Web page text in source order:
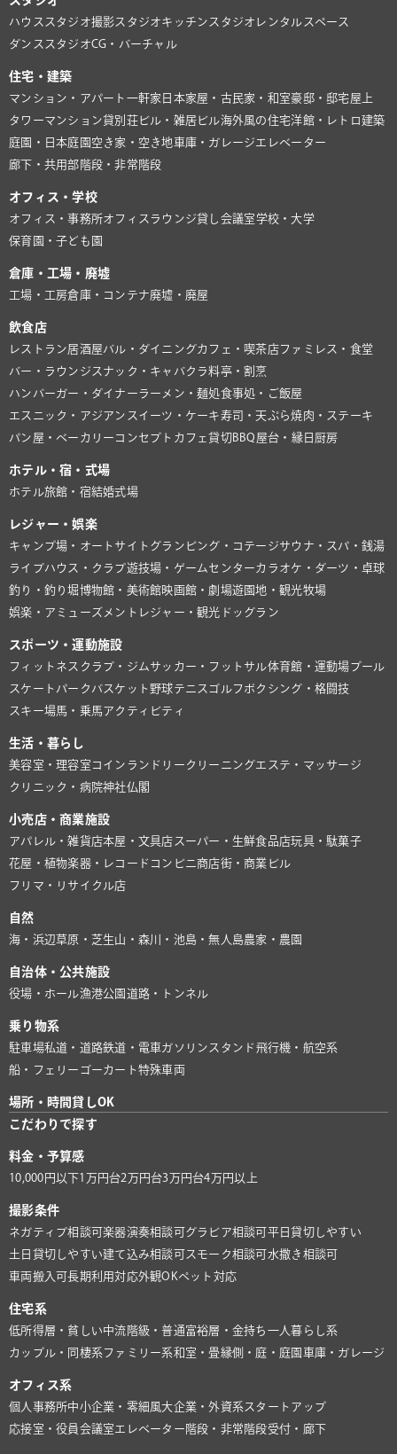
ハウススタジオ撮影スタジオキッチンスタジオ レンタルスペース
ダンススタジオCG・バーチャル
住宅・建築
マンション・アパート 一軒家 日本家屋・古民家・和室豪邸・邸宅屋上
タワーマンション貸別荘ビル・雑居ビル海外風の住宅洋館・レトロ建築
庭園・日本庭園 空き家・空き地 車庫・ガレージ エレベーター
廊下・共用部 階段・非常階段
オフィス・学校
オフィス・事務所オフィスラウンジ貸し会議室学校・大学
保育園・子ども園
倉庫・工場・廃墟
工場・工房倉庫・コンテナ廃墟・廃屋
飲食店
レストラン居酒屋バル・ダイニングカフェ・喫茶店ファミレス・食堂
バー・ラウンジ スナック・キャバクラ料亭・割烹
ハンバーガー・ダイナーラーメン・麺処食事処・ご飯屋
エスニック・アジアン スイーツ・ケーキ寿司・天ぷら焼肉・ステーキ
パン屋・ベーカリー コンセプトカフェ貸切BBQ 屋台・縁日 厨房
ホテル・宿・式場
ホテル旅館・宿結婚式場
レジャー・娯楽
キャンプ場・オートサイト グランピング・コテージサウナ・スパ・銭湯
ライブハウス・クラブ遊技場・ゲームセンターカラオケ・ダーツ・卓球
釣り・釣り堀博物館・美術館映画館・劇場遊園地・観光牧場
娯楽・アミューズメント レジャー・観光 ドッグラン
スポーツ・運動施設
フィットネスクラブ・ジム サッカー・フットサル体育館・運動場プール
スケートパーク バスケット 野球テニス ゴルフ ボクシング・格闘技
スキー場馬・乗馬アクティビティ
生活・暮らし
美容室・理容室 コインランドリー クリーニングエステ・マッサージ
クリニック・病院神社仏閣
小売店・商業施設
アパレル・雑貨店本屋・文具店 スーパー・生鮮食品店玩具・駄菓子
花屋・植物楽器・レコード コンビニ商店街・商業ビル
フリマ・リサイクル店
自然
海・浜辺 草原・芝生山・森川・池島・無人島農家・農園
自治体・公共施設
役場・ホール漁港公園 道路・トンネル
乗り物系
駐車場私道・道路鉄道・電車 ガソリンスタンド 飛行機・航空系
船・フェリー ゴーカート特殊車両
場所・時間貸しOK
こだわりで探す
料金・予算感
10,000円以下1万円台2万円台3万円台4万円以上
撮影条件
ネガティブ相談可楽器演奏相談可 グラビア相談可 平日貸切しやすい
土日貸切しやすい建て込み相談可 スモーク相談可 水撒き相談可
車両搬入可長期利用対応外観OKペット対応
住宅系
低所得層・貧しい中流階級・普通富裕層・金持ち 一人暮らし系
カップル・同棲系ファミリー系和室・畳縁側・庭・庭園 車庫・ガレージ
オフィス系
個人事務所中小企業・零細風大企業・外資系スタートアップ
応接室・役員会議室 エレベーター 階段・非常階段受付・廊下